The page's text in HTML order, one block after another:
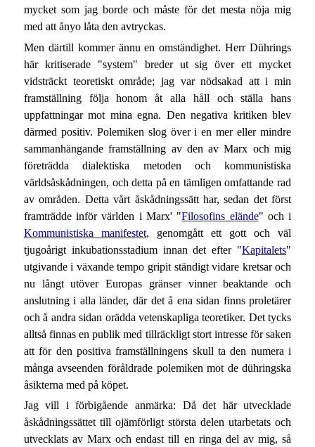
mycket som jag borde och måste för det mesta nöja mig
med att ånyo låta den avtryckas.
Men därtill kommer ännu en omständighet. Herr Dührings
här kritiserade "system" breder ut sig över ett mycket
vidsträckt teoretiskt område; jag var nödsakad att i min
framställning följa honom åt alla håll och ställa hans
uppfattningar mot mina egna. Den negativa kritiken blev
därmed positiv. Polemiken slog över i en mer eller mindre
sammanhängande framställning av den av Marx och mig
företrädda dialektiska metoden och kommunistiska
världsåskådningen, och detta på en tämligen omfattande rad
av områden. Detta vårt åskådningssätt har, sedan det först
framträdde inför världen i Marx' "Filosofins elände" och i
Kommunistiska manifestet, genomgått ett gott och väl
tjugoårigt inkubationsstadium innan det efter "Kapitalets"
utgivande i växande tempo gripit ständigt vidare kretsar och
nu långt utöver Europas gränser vinner beaktande och
anslutning i alla länder, där det å ena sidan finns proletärer
och å andra sidan orädda vetenskapliga teoretiker. Det tycks
alltså finnas en publik med tillräckligt stort intresse för saken
att för den positiva framställningens skull ta den numera i
många avseenden föråldrade polemiken mot de dühringska
åsikterna med på köpet.
Jag vill i förbigående anmärka: Då det här utvecklade
åskådningssättet till ojämförligt största delen utarbetats och
utvecklats av Marx och endast till en ringa del av mig, så